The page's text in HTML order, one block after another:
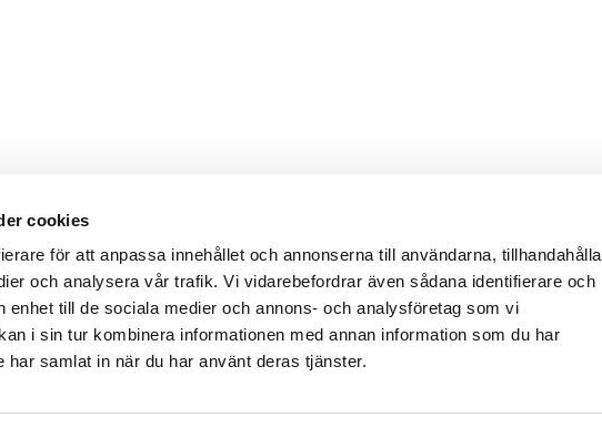
cookies
för att anpassa innehållet och annonserna till användarna, tillhandahålla
och analysera vår trafik. Vi vidarebefordrar även sådana identifierare och
enhet till de sociala medier och annons- och analysföretag som vi
i sin tur kombinera informationen med annan information som du har
har samlat in när du har använt deras tjänster.